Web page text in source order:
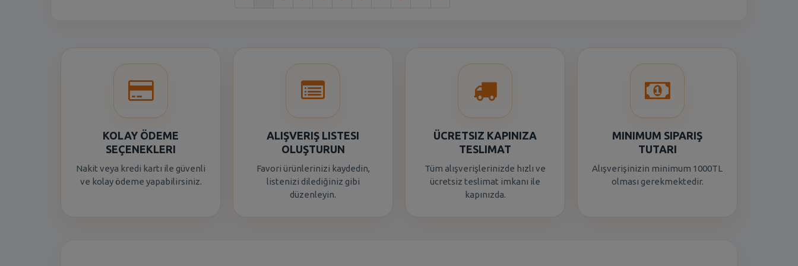
KOLAY ÖDEME
SEÇENEKLERI
Nakit veya kredi kartı ile güvenli
ve kolay ödeme yapabilirsiniz.
ALIŞVERIŞ LISTESI
OLUŞTURUN
Favori ürünlerinizi kaydedin,
listenizi dilediğiniz gibi
düzenleyin.
ÜCRETSIZ KAPINIZA
TESLIMAT
Tüm alışverişlerinizde hızlı ve
ücretsiz teslimat imkanı ile
kapınızda.
MINIMUM SIPARIŞ
TUTARI
Alışverişinizin minimum 1000TL
olması gerekmektedir.